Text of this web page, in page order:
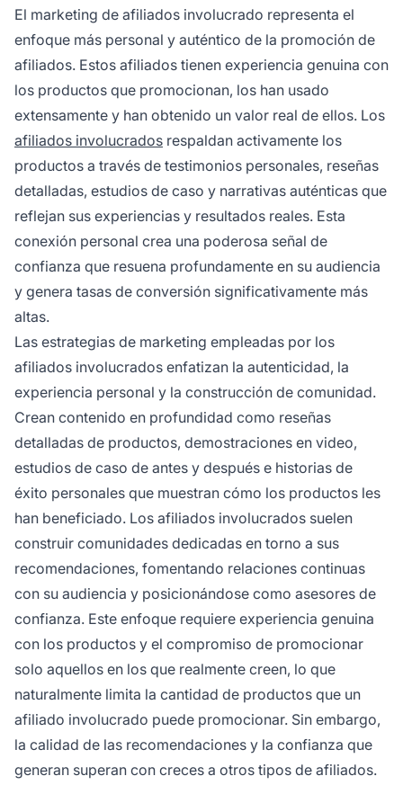
El marketing de afiliados involucrado representa el
enfoque más personal y auténtico de la promoción de
afiliados. Estos afiliados tienen experiencia genuina con
los productos que promocionan, los han usado
extensamente y han obtenido un valor real de ellos. Los
afiliados involucrados respaldan activamente los
productos a través de testimonios personales, reseñas
detalladas, estudios de caso y narrativas auténticas que
reflejan sus experiencias y resultados reales. Esta
conexión personal crea una poderosa señal de
confianza que resuena profundamente en su audiencia
y genera tasas de conversión significativamente más
altas.
Las estrategias de marketing empleadas por los
afiliados involucrados enfatizan la autenticidad, la
experiencia personal y la construcción de comunidad.
Crean contenido en profundidad como reseñas
detalladas de productos, demostraciones en video,
estudios de caso de antes y después e historias de
éxito personales que muestran cómo los productos les
han beneficiado. Los afiliados involucrados suelen
construir comunidades dedicadas en torno a sus
recomendaciones, fomentando relaciones continuas
con su audiencia y posicionándose como asesores de
confianza. Este enfoque requiere experiencia genuina
con los productos y el compromiso de promocionar
solo aquellos en los que realmente creen, lo que
naturalmente limita la cantidad de productos que un
afiliado involucrado puede promocionar. Sin embargo,
la calidad de las recomendaciones y la confianza que
generan superan con creces a otros tipos de afiliados.